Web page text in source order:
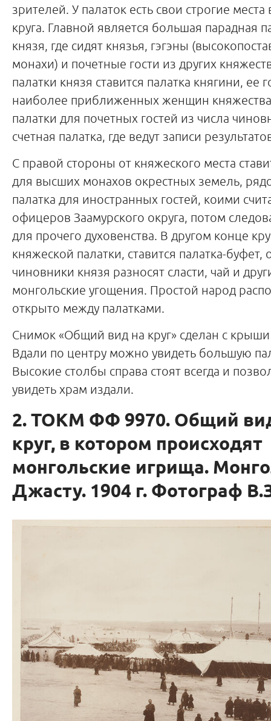
зрителей. У палаток есть свои строгие места
круга. Главной является большая парадная
князя, где сидят князья, гэгэны
монахи) и почетные гости из других
палатки князя ставится палатка княгини, ее
наиболее приближенных женщин
палатки для почетных гостей из числа
счетная палатка, где ведут записи
С правой стороны от княжеского места
для высших монахов окрестных земель,
палатка для иностранных гостей, коими
офицеров Заамурского округа, потом
для прочего духовенства. В другом конце
княжеской палатки, ставится палатка-буфет,
чиновники князя разносят сласти, чай и
монгольские угощения. Простой народ
открыто между палатками.
Снимок «Общий вид на круг» сделан с
Вдали по центру можно увидеть большую
Высокие столбы справа стоят всегда и
увидеть храм издали.
2. ТОКМ ФФ 9970. Общий
круг, в котором происходят
монгольские игрища.
Джасту. 1904 г. Фотограф